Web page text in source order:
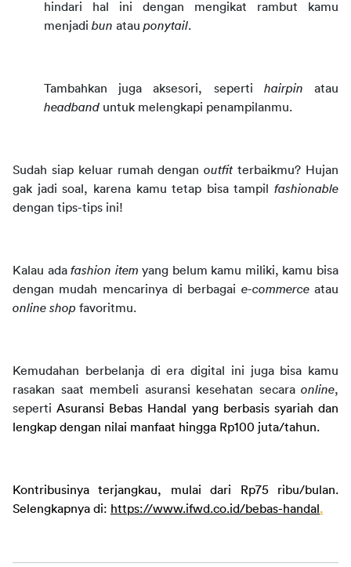
hindari hal ini dengan mengikat rambut kamu
menjadi bun atau ponytail.
Tambahkan juga aksesori, seperti hairpin
headband untuk melengkapi penampilanmu.
Sudah siap keluar rumah dengan outfit terbaikmu? Hujan
gak jadi soal, karena kamu tetap bisa tampil fashionable
dengan tips-tips ini!
Kalau ada fashion item yang belum kamu miliki, kamu bisa
dengan mudah mencarinya di berbagai e-commerce
online shop favoritmu.
Kemudahan berbelanja di era digital ini juga bisa kamu
rasakan saat membeli asuransi kesehatan secara online,
seperti Asuransi Bebas Handal yang berbasis syariah dan
lengkap dengan nilai manfaat hingga Rp100 juta/tahun.
Kontribusinya terjangkau, mulai dari Rp75 ribu/bulan.
Selengkapnya di: https://www.ifwd.co.id/bebas-handal .